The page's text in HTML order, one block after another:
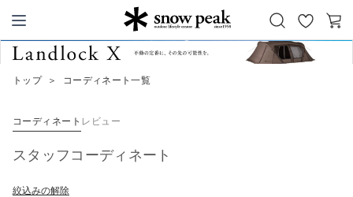
Snow Peak
お
気
カ
トップ ＞ コーディネート一覧
コーディネート レビュー
スタッフコーディネート
絞込みの解除